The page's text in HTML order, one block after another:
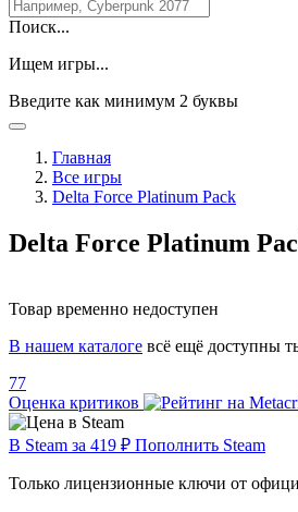
Поиск...
Ищем игры...
Введите как минимум 2 буквы
Главная
Все игры
Delta Force Platinum Pack
Delta Force Platinum
Товар временно недоступен
В нашем каталоге всё ещё доступны
77
Оценка критиков
В Steam за 419 ₽ Пополнить Steam
Только лицензионные ключи от